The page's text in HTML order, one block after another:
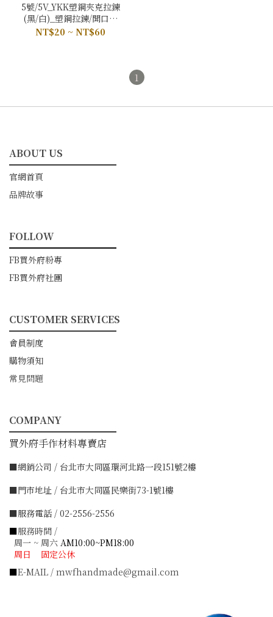
5號/5V_YKK塑鋼夾克拉鍊
(黑/白)_塑鋼拉鍊/開口拉
鍊/YKK_20規格2色
NT$20 ~ NT$60
1
ABOUT US
━━━━━━━━━━━
官網首頁
品牌故事
FOLLOW
━━━━━━━━━━━
FB買外府粉專
FB買外府社團
CUSTOMER SERVICES
━━━━━━━━━━━
會員制度
購物須知
常見問題
COMPANY
━━━━━━━━━━━
買外府手作材料專賣店
■網銷公司 / 台北市大同區環河北路一段151號2樓
■門市地址 / 台北市大同區民樂街73-1號1樓
■服務電話 / 02-2556-2556
■服務時間 /
周一 ~ 周六 AM10:00~PM18:00
周日 固定公休
■E-MAIL / mwfhandmade@gmail.com